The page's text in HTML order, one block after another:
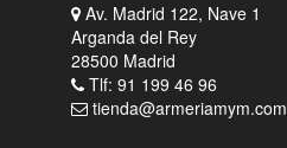
Av. Madrid 122, Nave 1
Arganda del Rey
28500 Madrid
Tlf: 91 199 46 96
tienda@armeriamym.com